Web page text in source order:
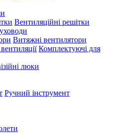
Вентиляційні решітки
Витяжні вентилятори
Комплектуючі для
люки
Ручний інструмент